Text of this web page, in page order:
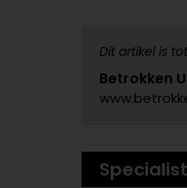
Dit artikel is
Betrokken